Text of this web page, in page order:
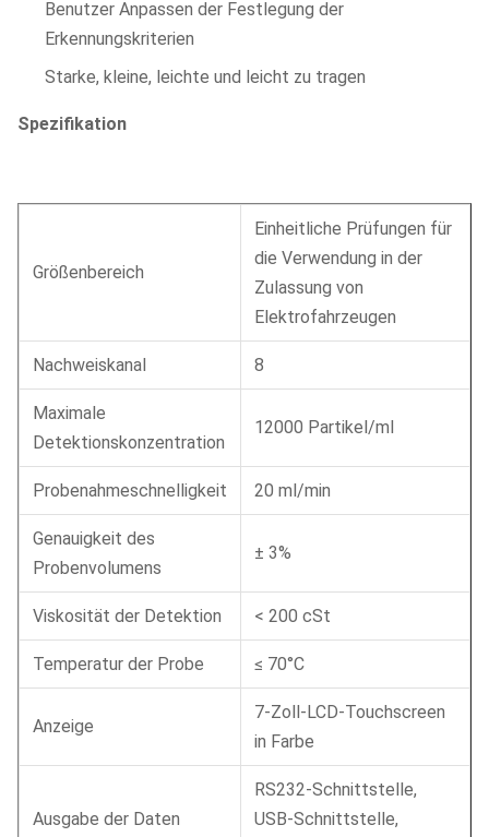
Benutzer Anpassen der Festlegung der
Erkennungskriterien
Starke, kleine, leichte und leicht zu tragen
Spezifikation
Größenbereich
Einheitliche Prüfungen für
die Verwendung in der
Zulassung von
Elektrofahrzeugen
Nachweiskanal 8
Maximale
Detektionskonzentration
12000 Partikel/ml
Probenahmeschnelligkeit 20 ml/min
Genauigkeit des
Probenvolumens
± 3%
Viskosität der Detektion < 200 cSt
Temperatur der Probe ≤ 70°C
Anzeige
7-Zoll-LCD-Touchscreen
in Farbe
Ausgabe der Daten
RS232-Schnittstelle,
USB-Schnittstelle,